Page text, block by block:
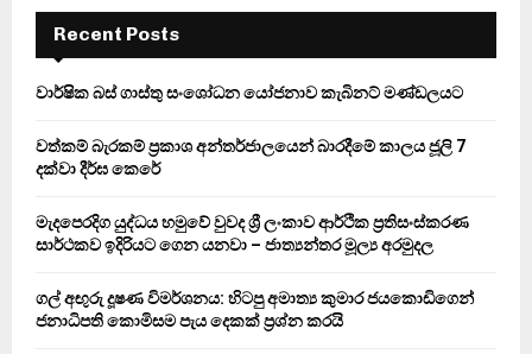
f
r
E
A
Recent Posts
වාර්ෂික බස් ගාස්තු සංශෝධන යෝජනාව කැබිනට් මණ්ඩලයට
වත්කම් බැරකම් ප්‍රකාශ අන්තර්ජාලයෙන් බාරදීමේ කාලය ජූලි 7
දක්වා දීර්ඝ කෙරේ
මැදපෙරදිග යුද්ධය හමුවේ වුවද ශ්‍රී ලංකාව ආර්ථික ප්‍රතිසංස්කරණ
සාර්ථකව ඉදිරියට ගෙන යනවා – ජාත්‍යන්තර මූල්‍ය අරමුදල
ගල් අඟුරු දූෂණ විමර්ශනය: හිටපු අමාත්‍ය කුමාර ජයකොඩිගෙන්
ජනාධිපති කොමිසම පැය දෙකක් ප්‍රශ්න කරයි